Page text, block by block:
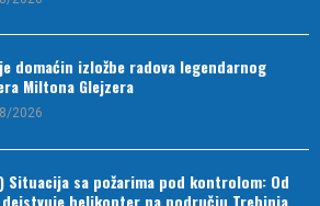
domaćin izložbe radova legendarnog
Miltona Glejzera
2026
Situacija sa požarima pod kontrolom: Od
helikopter na području Trebinja